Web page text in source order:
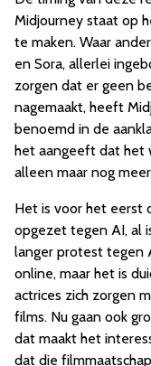
Midjourney staat op
te maken. Waar
en Sora, allerlei
zorgen dat er geen
nagemaakt, heeft
benoemd in de
het aangeeft dat het
alleen maar nog
Het is voor het eerst
opgezet tegen AI, al
langer protest tegen
online, maar het is
actrices zich zorgen
films. Nu gaan ook
dat maakt het
dat die